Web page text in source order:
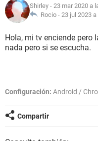
Shirley - 23 mar 2020 a
Rocio - 23 jul 2023
Hola, mi tv enciende pero
nada pero si se escucha.
Configuración: Android /
Compartir